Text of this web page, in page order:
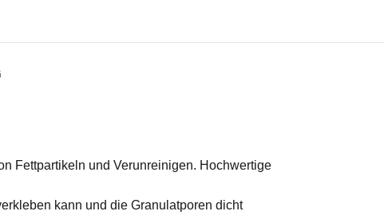
Fettpartikeln und Verunreinigen. Hochwertige
kann und die Granulatporen dicht